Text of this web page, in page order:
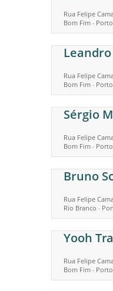
Rua Felipe
Bom Fim -
Rua Felipe
Bom Fim -
Sérgio
Rua Felipe
Bom Fim -
Bruno
Rua Felipe
Rio Branco -
Yooh
Rua Felipe
Bom Fim -